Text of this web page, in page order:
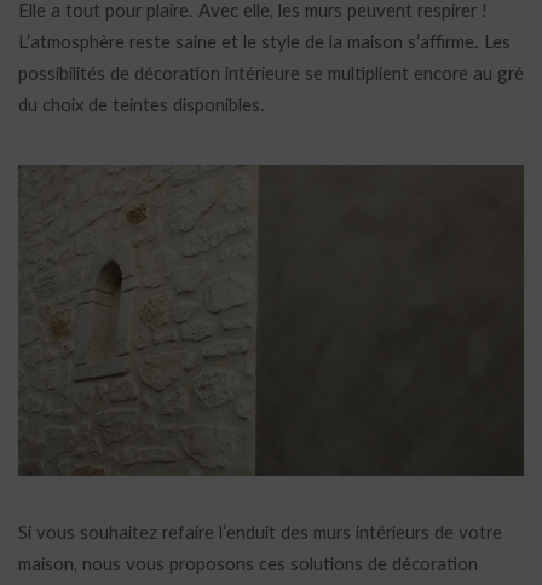
Elle a tout pour plaire. Avec elle, les murs peuvent respirer !
L’atmosphère reste saine et le style de la maison s’affirme. Les
possibilités de décoration intérieure se multiplient encore au gré
du choix de teintes disponibles.
Si vous souhaitez refaire l’enduit des murs intérieurs de votre
maison, nous vous proposons ces solutions de décoration